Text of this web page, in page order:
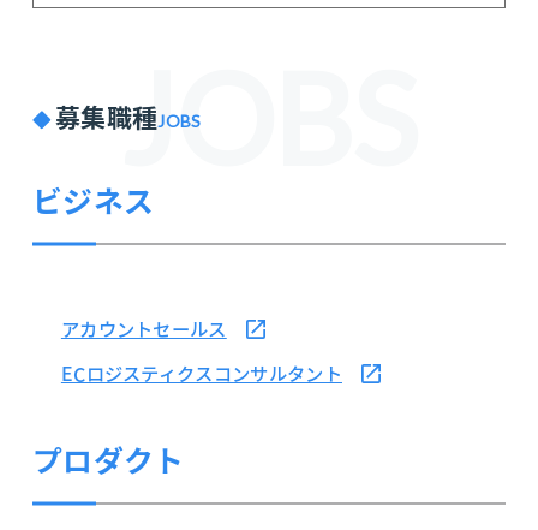
募集職種JOBS
JOBS
ビジネス
アカウントセールス
ECロジスティクスコンサルタント
プロダクト